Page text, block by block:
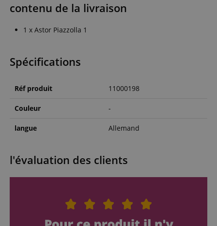
contenu de la livraison
1 x Astor Piazzolla 1
Spécifications
Réf produit 11000198
Couleur -
langue Allemand
l'évaluation des clients